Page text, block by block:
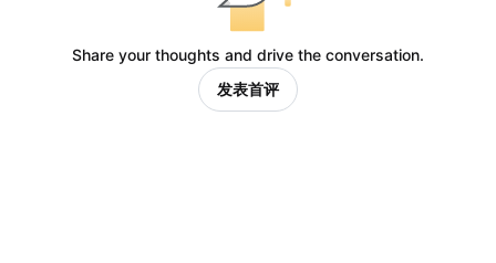
Share your thoughts and drive the conversation.
发表首评